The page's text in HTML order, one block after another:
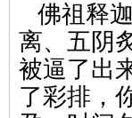
佛祖释
离、五阴
被逼了出
了彩排，